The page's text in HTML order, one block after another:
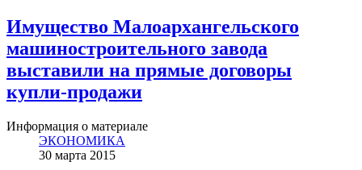
Имущество Малоархангельского
машиностроительного завода
выставили на прямые договоры
купли-продажи
Информация о материале
ЭКОНОМИКА
30 марта 2015